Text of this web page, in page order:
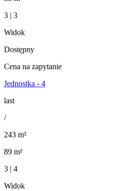
3 | 3
Widok
Dostępny
Cena na zapytanie
Jednostka - 4
last
/
243 m²
89 m²
3 | 4
Widok